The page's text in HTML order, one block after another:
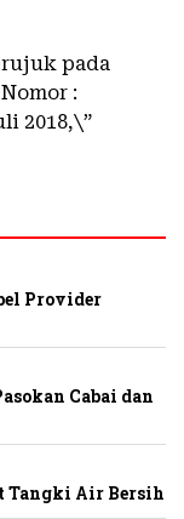
pada
:
2018,\”
Provider
Cabai dan
Tangki Air Bersih